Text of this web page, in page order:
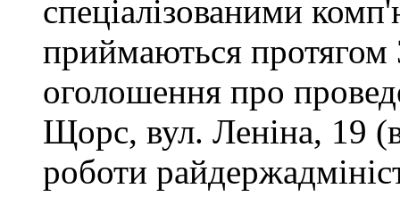
спеціалізованими
приймаються протягом
оголошення про
Щорс, вул. Леніна, 19
роботи